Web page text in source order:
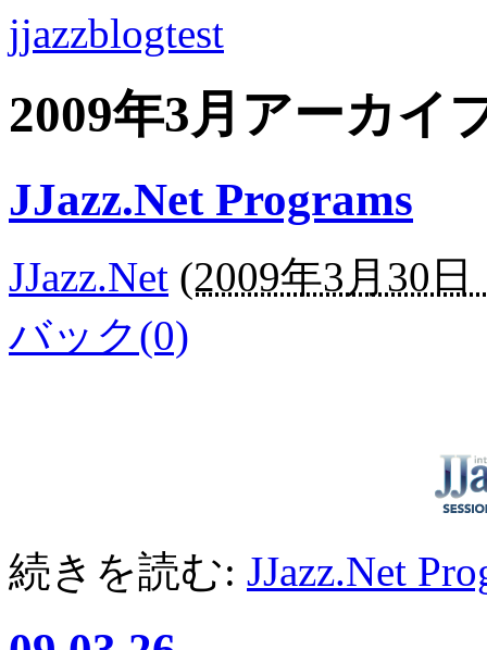
jjazzblogtest
2009年3月アーカイ
JJazz.Net Programs
JJazz.Net (2009年3月30日
バック(0)
続きを読む: JJazz.Net